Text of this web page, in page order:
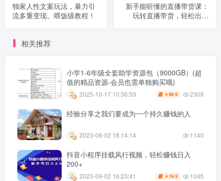
独家人性文案玩法，暴力引
流多重变现。喂饭级教程！
新手能听懂的直播带货课：
玩转直播带货，轻松出单
相关推荐
小学1-6年级全套助学资源包（9000GB）(超
值的精品资源-会员也需单独购买哦)
2025-10-17 10:36:53 ￥99.9 2309
经验分享之我们要成为一个持久赚钱的人
2023-08-02 18:14:14 1140
抖音小程序挂载风行视频，轻松赚钱日入
200+
2023-09-02 16:23:41 ￥ 19.9 1045